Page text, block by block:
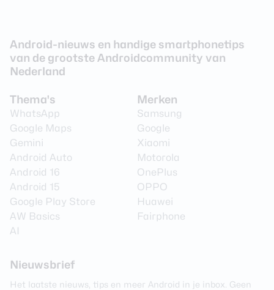
Android-nieuws en handige smartphonetips
van de grootste Androidcommunity van
Nederland
Thema's
WhatsApp
Google Maps
Gemini
Android Auto
Android 16
Android 15
Google Play Store
AW Basics
AI
Merken
Samsung
Google
Xiaomi
Motorola
OnePlus
OPPO
Huawei
Fairphone
Nieuwsbrief
Het laatste nieuws, tips en meer Android in je inbox. Geen